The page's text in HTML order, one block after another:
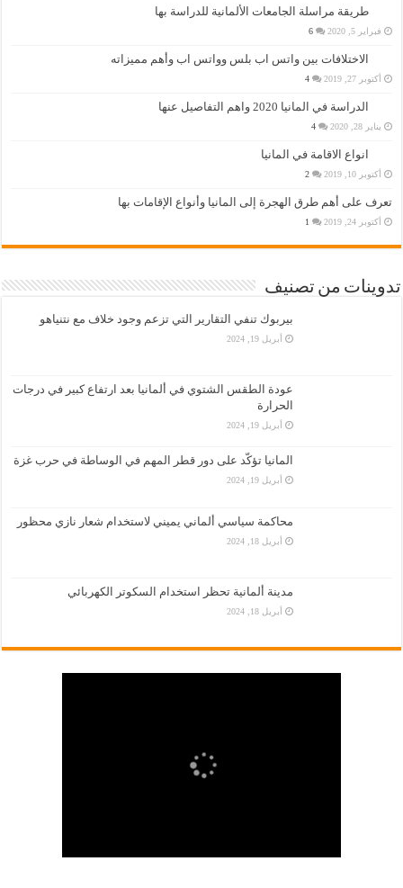
طريقة مراسلة الجامعات الألمانية للدراسة بها
فبراير 5, 2020 6
الاختلافات بين واتس اب بلس وواتس اب وأهم مميزاته
أكتوبر 27, 2019 4
الدراسة في المانيا 2020 واهم التفاصيل عنها
يناير 28, 2020 4
انواع الاقامة في المانيا
أكتوبر 10, 2019 2
تعرف على أهم طرق الهجرة إلى المانيا وأنواع الإقامات بها
أكتوبر 24, 2019 1
تدوينات من تصنيف
بيربوك تنفي التقارير التي تزعم وجود خلاف مع نتنياهو
أبريل 19, 2024
عودة الطقس الشتوي في ألمانيا بعد ارتفاع كبير في درجات
الحرارة
أبريل 19, 2024
المانيا تؤكّد على دور قطر المهم في الوساطة في حرب غزة
أبريل 19, 2024
محاكمة سياسي ألماني يميني لاستخدام شعار نازي محظور
أبريل 18, 2024
مدينة ألمانية تحظر استخدام السكوتر الكهربائي
أبريل 18, 2024